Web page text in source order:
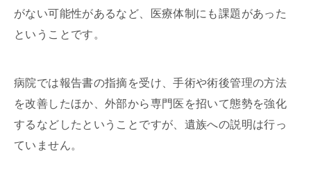
がない可能性があるなど、医療体制にも課題があった
ということです。
病院では報告書の指摘を受け、手術や術後管理の方法
を改善したほか、外部から専門医を招いて態勢を強化
するなどしたということですが、遺族への説明は行っ
ていません。